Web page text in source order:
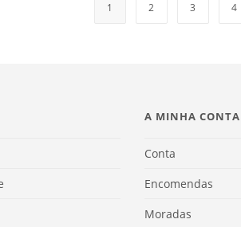
1 2 3 4
A MINHA CONTA
Conta
Encomendas
Moradas